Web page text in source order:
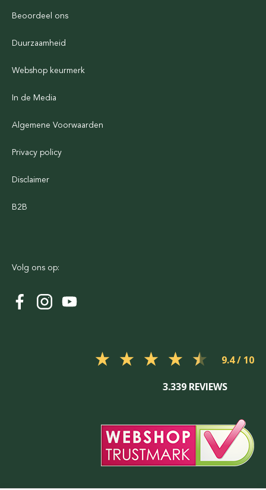
Beoordeel ons
Duurzaamheid
Webshop keurmerk
In de Media
Algemene Voorwaarden
Privacy policy
Disclaimer
B2B
Volg ons op:
9.4
3.339 REVIEWS